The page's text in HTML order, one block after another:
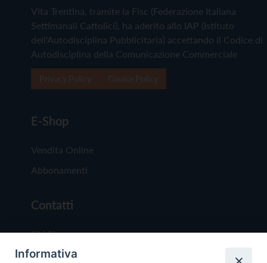
Vita Trentina, tramite la Fisc (Federazione Italiana
Settimanali Cattolici), ha aderito allo IAP (Istituto
dell'Autodisciplina Pubblicitaria) accettando il Codice di
Autodisciplina della Comunicazione Commerciale
E-Shop
Vendita Online
Abbonamenti
Contatti
Chi Siamo
Redazione
Informativa